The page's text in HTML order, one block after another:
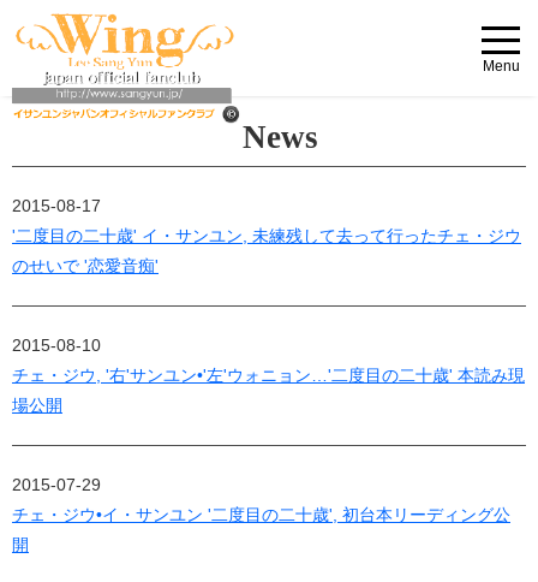
Menu
News
2015-08-17
'二度目の二十歳' イ・サンユン, 未練残して去って行ったチェ・ジウ
のせいで '恋愛音痴'
2015-08-10
チェ・ジウ, '右'サンユン•'左'ウォニョン…'二度目の二十歳' 本読み現
場公開
2015-07-29
チェ・ジウ•イ・サンユン '二度目の二十歳', 初台本リーディング公
開